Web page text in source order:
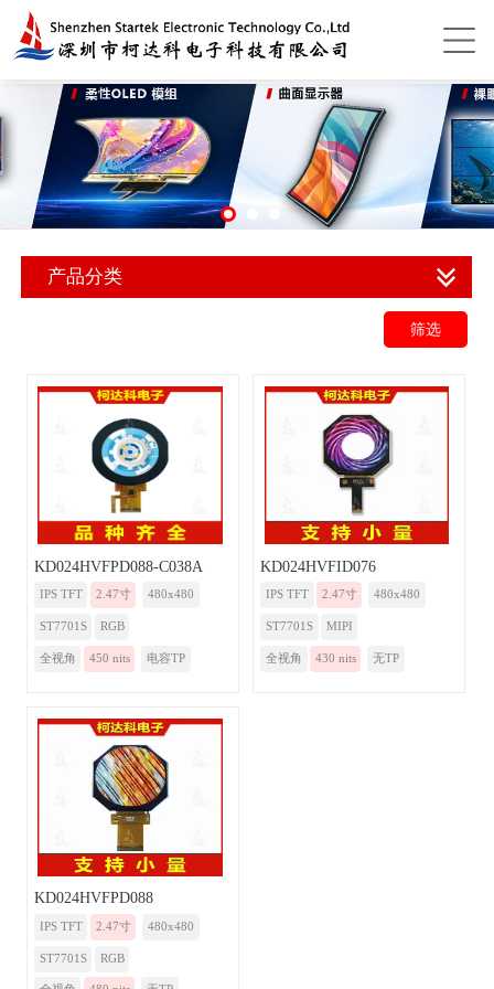
产品分类
筛选
KD024HVFPD088-C038A
IPS TFT 2.47寸 480x480
ST7701S RGB
全视角 450 nits 电容TP
KD024HVFID076
IPS TFT 2.47寸 480x480
ST7701S MIPI
全视角 430 nits 无TP
KD024HVFPD088
IPS TFT 2.47寸 480x480
ST7701S RGB